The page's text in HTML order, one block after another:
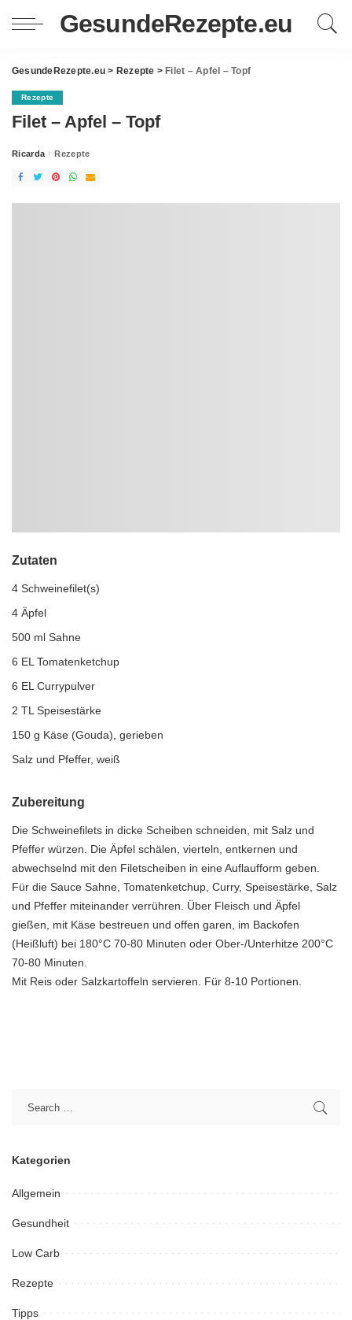
GesundeRezepte.eu
GesundeRezepte.eu > Rezepte > Filet – Apfel – Topf
Rezepte
Filet – Apfel – Topf
Posted
Ricarda Rezepte
Zutaten
4 Schweinefilet(s)
4 Äpfel
500 ml Sahne
6 EL Tomatenketchup
6 EL Currypulver
2 TL Speisestärke
150 g Käse (Gouda), gerieben
Salz und Pfeffer, weiß
Zubereitung
Die Schweinefilets in dicke Scheiben schneiden, mit Salz und
Pfeffer würzen. Die Äpfel schälen, vierteln, entkernen und
abwechselnd mit den Filetscheiben in eine Auflaufform geben.
Für die Sauce Sahne, Tomatenketchup, Curry, Speisestärke, Salz
und Pfeffer miteinander verrühren. Über Fleisch und Äpfel
gießen, mit Käse bestreuen und offen garen, im Backofen
(Heißluft) bei 180°C 70-80 Minuten oder Ober-/Unterhitze 200°C
70-80 Minuten.
Mit Reis oder Salzkartoffeln servieren. Für 8-10 Portionen.
Kategorien
Allgemein
Gesundheit
Low Carb
Rezepte
Tipps